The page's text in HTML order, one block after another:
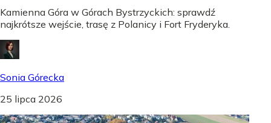
Kamienna Góra w Górach Bystrzyckich: sprawdź
najkrótsze wejście, trasę z Polanicy i Fort Fryderyka.
Sonia Górecka
25 lipca 2026